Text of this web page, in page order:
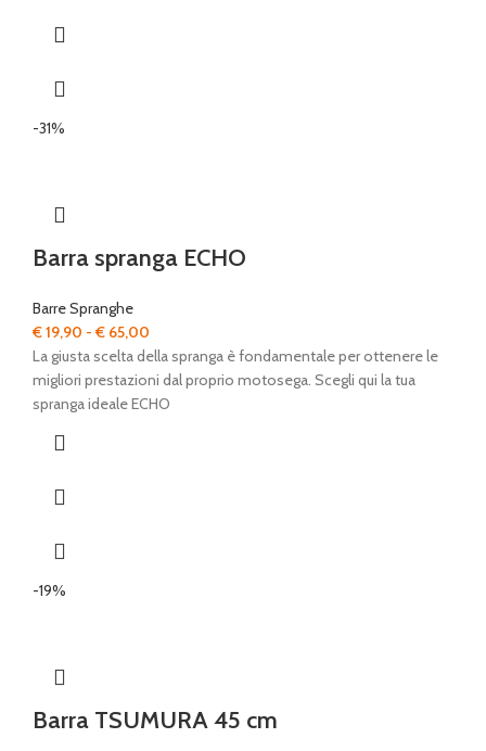
-31%
Barra spranga ECHO
Barre Spranghe
€19,90 - € 65,00
di
prezzo:
da
La giusta scelta della spranga è fondamentale per ottenere le
migliori prestazioni dal proprio motosega. Scegli qui la tua
spranga ideale ECHO
-19%
Barra TSUMURA 45 cm